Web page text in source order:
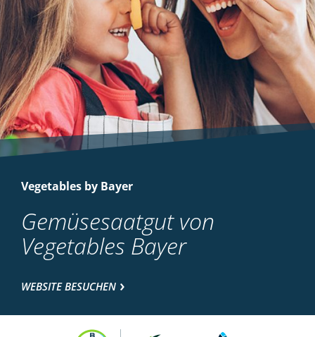
Vegetables by Bayer
Gemüsesaatgut von
Vegetables Bayer
WEBSITE BESUCHEN